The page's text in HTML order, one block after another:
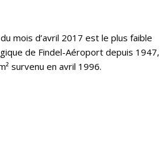
mois d’avril 2017 est le plus faible
de Findel-Aéroport depuis 1947,
survenu en avril 1996.